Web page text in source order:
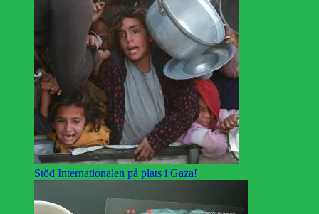
Stöd Internationalen på plats i Gaza!